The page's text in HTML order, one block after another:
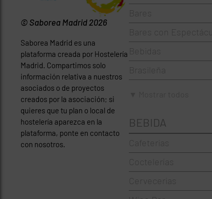
© Saborea Madrid 2026
Saborea Madrid es una
plataforma creada por Hostelería
Madrid. Compartimos solo
información relativa a nuestros
asociados o de proyectos
creados por la asociación; si
quieres que tu plan o local de
hostelería aparezca en la
plataforma, ponte en contacto
con nosotros.
Bares
Bares con
Bebidas
Brasileña
Cervecerías
Chinos
Coctelerías
Española
BEBIDA
Cafeterias
Coctelerías
Cervecerias